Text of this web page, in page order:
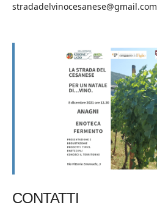
stradadelvinocesanese@gmail.com
CONTATTI